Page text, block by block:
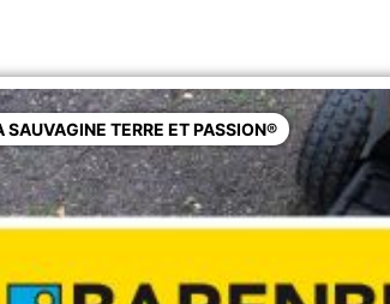
SAUVAGINE TERRE ET PASSION®